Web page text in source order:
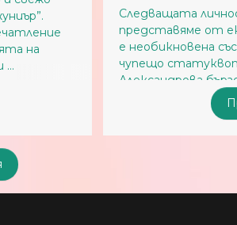
личност, която Ви
от екипа на „Аркус Джуниър“,
със своето новаторско и
статуквото мислене. Деница
бързо и недвусмислено ни п ...